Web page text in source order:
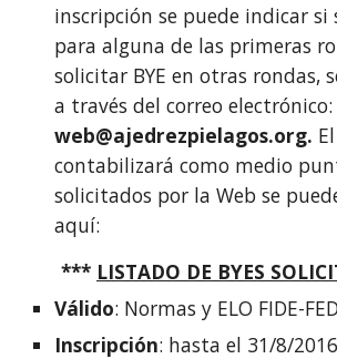
inscripción se puede indicar si
para alguna de las primeras
solicitar BYE en otras rondas,
a través del correo electrónico:
web@ajedrezpielagos.org.
contabilizará como medio
solicitados por la Web se
aquí:
*** LISTADO DE BYES
Válido: Normas y ELO FIDE-
Inscripción: hasta el 31/8/